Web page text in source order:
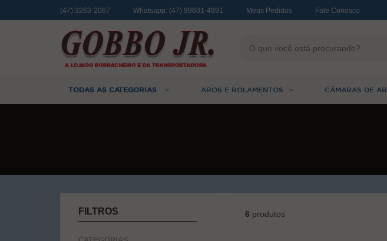
(47) 3263-2067 Whatsapp: (47) 99601-4991 Meus Pedidos Fale Conosco
TODAS AS CATEGORIAS AROS E ROLAMENTOS CÂMARAS DE AR
FILTROS 6 produtos